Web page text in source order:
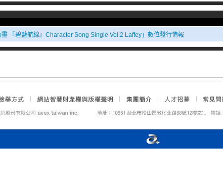
畫 『碧藍航線』Character Song Single Vol.2 Laffey」數位發行情報